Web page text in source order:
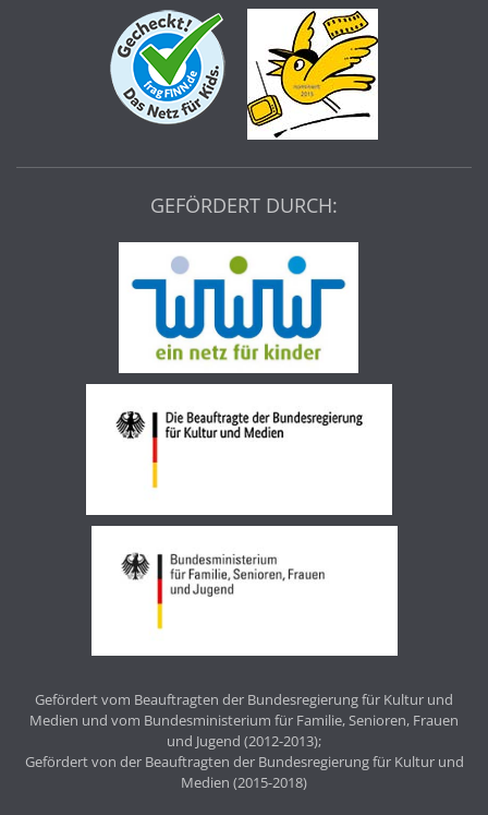
GEFÖRDERT DURCH:
Gefördert vom Beauftragten der Bundesregierung für Kultur und
Medien und vom Bundesministerium für Familie, Senioren, Frauen
und Jugend (2012-2013);
Gefördert von der Beauftragten der Bundesregierung für Kultur und
Medien (2015-2018)